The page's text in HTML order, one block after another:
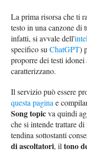
La prima risorsa che ti
testo in una canzone di
infatti, si avvale dell'
specifico suChatGPT)
proporre dei testi
caratterizzano.
Il servizio può essere
questa pagina e
Song topicva quindi
che si intende trattare
tendina sottostanti
di ascoltatori, iltono